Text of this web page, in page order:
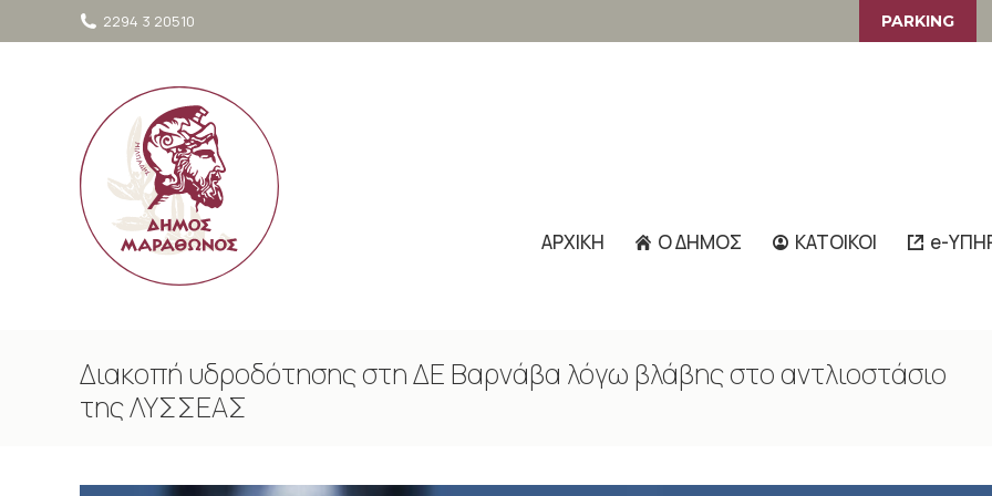
περιεχόμενο2294 3 20510 PARKING
ΑΡΧΙΚΗ Ο ΔΗΜΟΣ ΚΑΤΟΙΚΟΙ e-
Διακοπή υδροδότησης στη ΔΕ Βαρνάβα λόγω βλάβης στο αντλιοστάσιο
της ΛΥΣΣΕΑΣ